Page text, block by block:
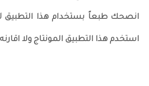
انصحك طبعاً بستخدام هذا التطبيق
استخدم هذا التطبيق المونتاج ولا